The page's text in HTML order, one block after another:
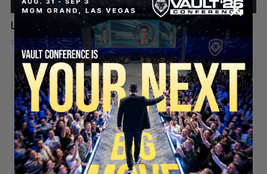
La Educación Tiene Un Problema Que Nadie Está Resolviendo
13 hours ago Add comment Valuetainment Media
ADD COMMENT
You must be logged into post a comment.
SECURE YOUR SEAT